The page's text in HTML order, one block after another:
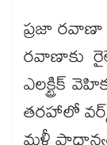
ప్రజా రవాణా
రవాణాకు
ఎలక్ట్రిక్
తరహాలో